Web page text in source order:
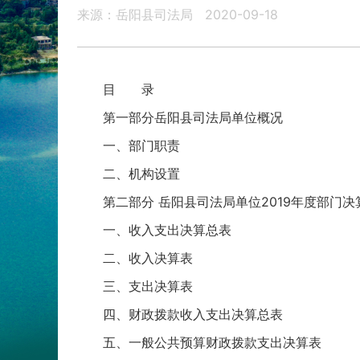
来源：岳阳县司法局 2020-09-18
目 录
第一部分岳阳县司法局单位概况
一、部门职责
二、机构设置
第二部分 岳阳县司法局单位2019年度部门决
一、收入支出决算总表
二、收入决算表
三、支出决算表
四、财政拨款收入支出决算总表
五、一般公共预算财政拨款支出决算表